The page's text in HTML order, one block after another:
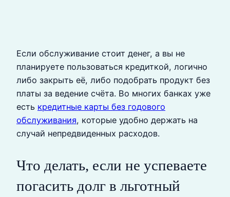
Если обслуживание стоит денег, а вы не
планируете пользоваться кредиткой, логично
либо закрыть её, либо подобрать продукт без
платы за ведение счёта. Во многих банках уже
есть кредитные карты без годового
обслуживания, которые удобно держать на
случай непредвиденных расходов.
Что делать, если не успеваете
погасить долг в льготный